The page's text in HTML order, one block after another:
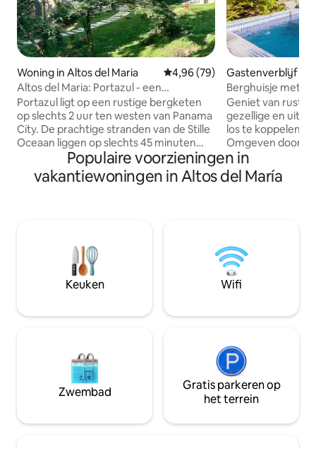
Woning in Altos del Maria Gemiddelde beoordeling van
4,96 (79)
Altos del Maria: Portazul - een
toevluchtsoord in de bergen
Portazul ligt op een rustige bergketen
op slechts 2 uur ten westen van Panama
City. De prachtige stranden van de Stille
Oceaan liggen op slechts 45 minuten
afstand en prachtige golfbanen liggen
op ongeveer 1 uur rijden. Eindeloze
buitenactiviteiten wachten op je in de
levendiger bezigheden. Ervaar deze
moderne woning en alle gemakken voor
een ontspannen verblijf omringd door
de flora en fauna van Panama.
Gastenverblijf in
ste
Berghuisje met
Panama
Geniet van rust
gezellige en
los te koppelen
Omgeven door
spectaculair
lucht ademen en
✔️ Ideaal voor
Capaciteit van 4
vanaf twee nachten Dicht bij:
San Carlos, Valle
de Stille Oceaan
Populaire voorzieningen in
vakantiewoningen in Altos del María
Keuken Wifi
Zwembad
Gratis parkeren op
het terrein